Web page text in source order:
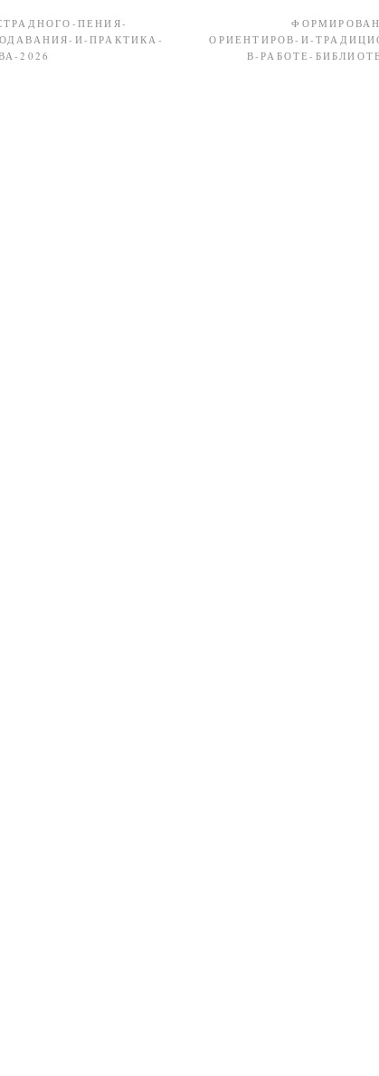
ПЕНИЯ-
И-ПРАКТИКА-
2026
ОРИЕНТИРОВ-И-
В-РАБОТЕ-